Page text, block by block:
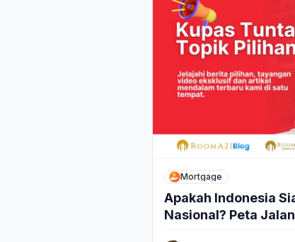
Mortgage
Apakah Indonesia
Nasional? Peta